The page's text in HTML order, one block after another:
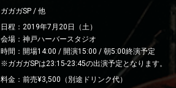
ガガガSP / 他
日程：2019年7月20日（土）
会場：神戸ハーバースタジオ
時間：開場14:00 / 開演15:00 / 朝5:00終演予定
※ガガガSPは23:15-23:45の出演予定となります。
料金：前売¥3,500（別途ドリンク代）